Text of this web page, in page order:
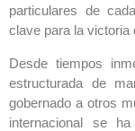
particulares de
clave para la victoria
Desde tiempos
estructurada de
gobernado a otros
internacional se